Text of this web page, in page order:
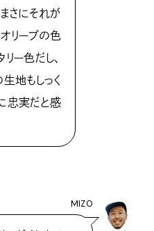
さにそれが
リーブの色
リー色だし、
生地もしっく
忠実だと感
MIZO